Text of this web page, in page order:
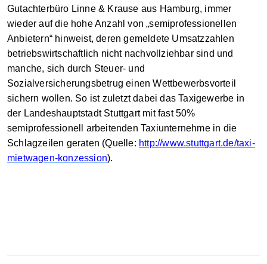
Gutachterbüro Linne & Krause aus Hamburg, immer
wieder auf die hohe Anzahl von „semiprofessionellen
Anbietern“ hinweist, deren gemeldete Umsatzzahlen
betriebswirtschaftlich nicht nachvollziehbar sind und
manche, sich durch Steuer- und
Sozialversicherungsbetrug einen Wettbewerbsvorteil
sichern wollen. So ist zuletzt dabei das Taxigewerbe in
der Landeshauptstadt Stuttgart mit fast 50%
semiprofessionell arbeitenden Taxiunternehme in die
Schlagzeilen geraten (Quelle: http://www.stuttgart.de/taxi-
mietwagen-konzession).